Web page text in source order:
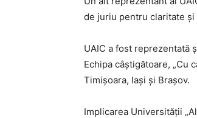
de juriu pentru claritate
UAIC a fost reprezentată
Echipa câștigătoare, „Cu
Timișoara, Iași și Brașov.
Implicarea Universității